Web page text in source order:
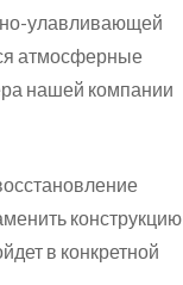
улавливающей
атмосферные
нашей компании
конструкцию
в конкретной